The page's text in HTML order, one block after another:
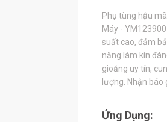
Phụ tùng hậu
Máy -
suất cao, đảm
năng làm kín
gioăng uy tín,
lượng. Nhận
Ứng Dụng: